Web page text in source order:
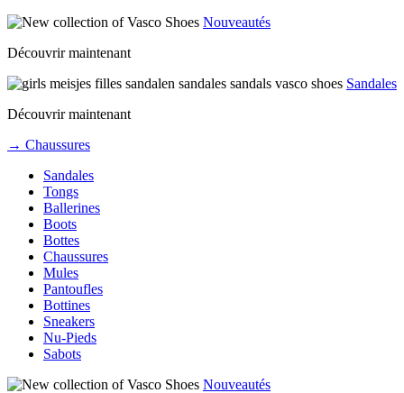
Nouveautés
Découvrir maintenant
Sandales
Découvrir maintenant
→ Chaussures
Sandales
Tongs
Ballerines
Boots
Bottes
Chaussures
Mules
Pantoufles
Bottines
Sneakers
Nu-Pieds
Sabots
Nouveautés